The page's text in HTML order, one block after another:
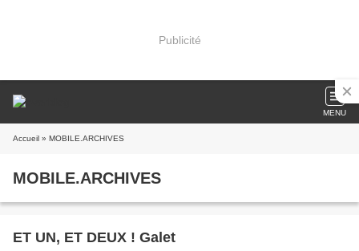
Publicité
MENU
Accueil » MOBILE.ARCHIVES
MOBILE.ARCHIVES
ET UN, ET DEUX ! Galet